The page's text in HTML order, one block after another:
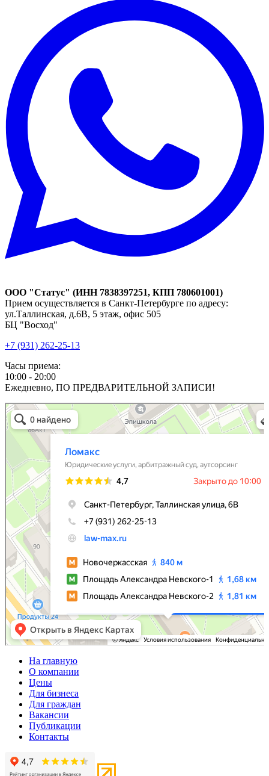
ООО "Статус" (ИНН 7838397251, КПП 780601001)
Прием осуществляется в Санкт-Петербурге по адресу:
ул.Таллинская, д.6В, 5 этаж, офис 505
БЦ "Восход"
+7 (931) 262-25-13
Часы приема:
10:00 - 20:00
Ежедневно, ПО ПРЕДВАРИТЕЛЬНОЙ ЗАПИСИ!
Юридическая компания Ломакс
Юридические услуги в Санкт‑Петербурге
Арбитражный суд в Санкт‑Петербурге
На главную
О компании
Цены
Для бизнеса
Для граждан
Вакансии
Публикации
Контакты